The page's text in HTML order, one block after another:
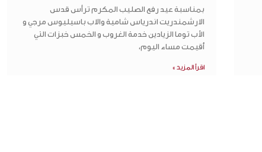
بمناسبة عيد رفع الصليب المكرم ترأس قدس
الارشمندريت اندرياس شامية والاب باسيليوس مرجي و
الأب توما الزيادين خدمة الغروب و الخمس خبزات التي
أُقيمت مساء اليوم،
اقرأ المزيد »